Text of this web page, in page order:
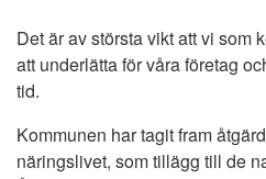
Det är av största vikt att vi som
att underlätta för våra företag
tid.
Kommunen har tagit fram
näringslivet, som tillägg till de